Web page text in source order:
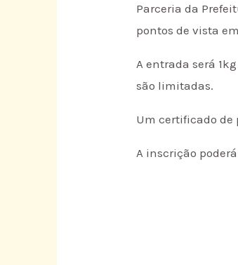
Parceria da
pontos de vista
A entrada será
são limitadas.
Um certificado de
A inscrição